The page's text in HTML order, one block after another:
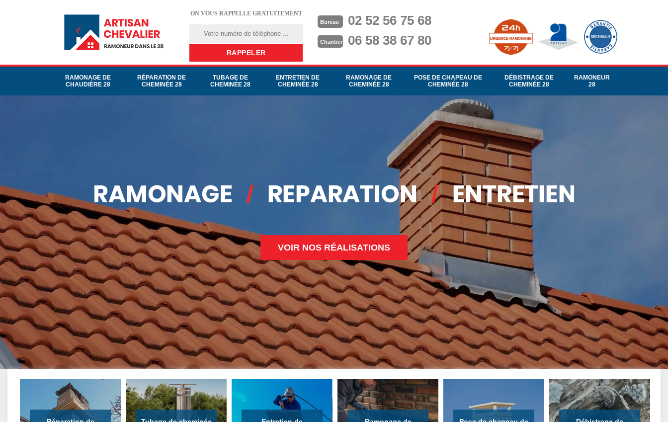
ON VOUS RAPPELLE GRATUITEMENT
Bureau 02 52 56 75 68
Chantier 06 58 38 67 80
RAMONAGE DE
CHAUDIÈRE 28
RÉPARATION DE
CHEMINÉE 28
TUBAGE DE
CHEMINÉE 28
ENTRETIEN DE
CHEMINÉE 28
RAMONAGE DE
CHEMINÉE 28
POSE DE CHAPEAU DE
CHEMINÉE 28
DÉBISTRAGE DE
CHEMINÉE 28
RAMONEUR
28
VOIR NOS RÉALISATIONS